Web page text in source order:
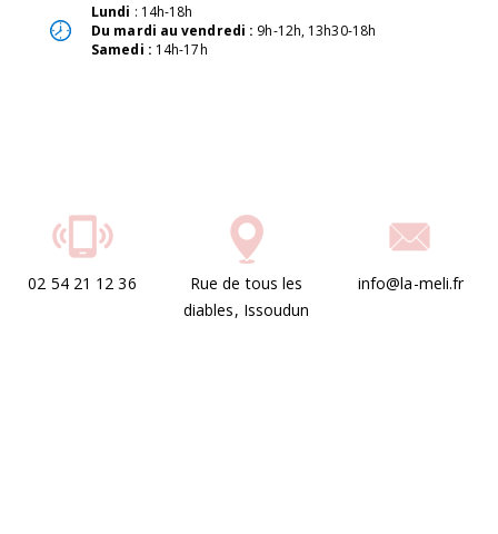
Lundi : 14h-18h
Du mardi au vendredi : 9h-12h, 13h30-18h
Samedi : 14h-17h
02 54 21 12 36
Rue de tous les
diables, Issoudun
info@la-meli.fr